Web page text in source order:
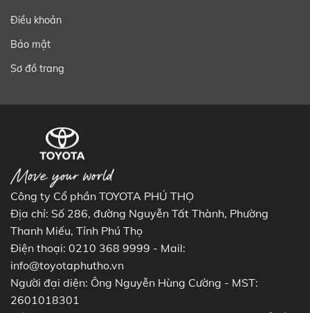
Điều khoản
Bảo mật
Sơ đồ trang
Công ty Cổ phần TOYOTA PHÚ THỌ
Địa chỉ: Số 286, đường Nguyễn Tất Thành, Phường
Thanh Miếu, Tỉnh Phú Thọ
Điện thoại: 0210 368 9999 - Mail:
info@toyotaphutho.vn
Người đại diện: Ông Nguyễn Hùng Cường - MST:
2601018301